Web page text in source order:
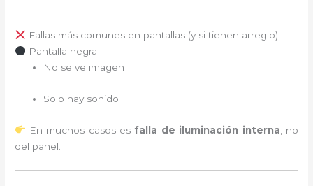
Fallas más comunes en pantallas (y si tienen arreglo)
Pantalla negra
No se ve imagen
Solo hay sonido
En muchos casos es falla de iluminación interna , no
del panel.